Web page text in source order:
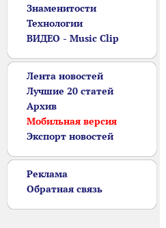
Знаменитости
Технологии
ВИДЕО - Music Clip
Лента новостей
Лучшие 20 статей
Архив
Мобильная версия
Экспорт новостей
Реклама
Обратная связь